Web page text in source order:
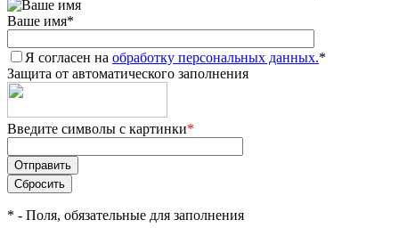
Ваше имя*
Я согласен на обработку персональных данных.*
Защита от автоматического заполнения
Введите символы с картинки*
* - Поля, обязательные для заполнения